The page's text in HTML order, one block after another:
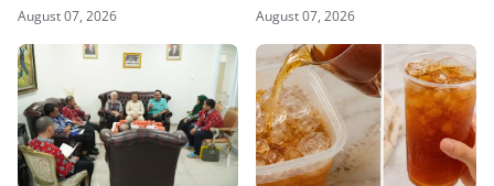
August 07, 2026 August 07, 2026